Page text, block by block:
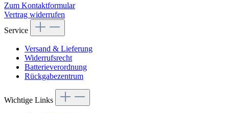
Zum Kontaktformular
Vertrag widerrufen
Service
Versand & Lieferung
Widerrufsrecht
Batterieverordnung
Rückgabezentrum
Wichtige Links